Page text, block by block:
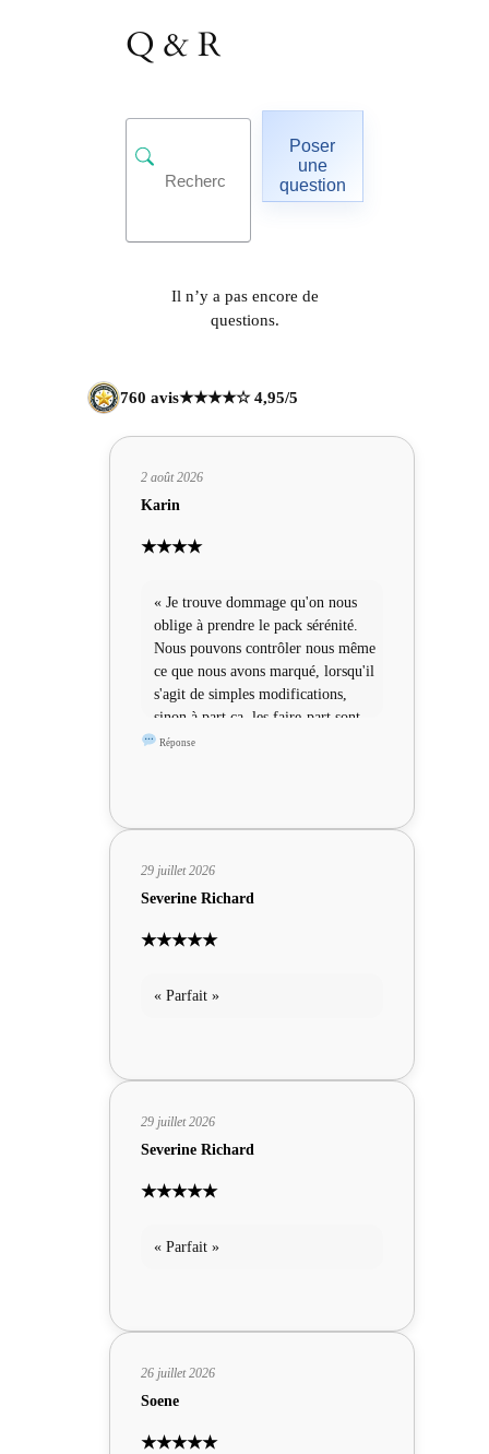
Q & R
Poser
une
question
Il n’y a pas encore de
questions.
760 avis★★★★☆ 4,95/5
2 août 2026
Karin
★★★★
« Je trouve dommage qu'on nous
oblige à prendre le pack sérénité.
Nous pouvons contrôler nous même
ce que nous avons marqué, lorsqu'il
s'agit de simples modifications,
sinon à part ça, les faire-part sont
sympas »
Réponse
29 juillet 2026
Severine Richard
★★★★★
« Parfait »
29 juillet 2026
Severine Richard
★★★★★
« Parfait »
26 juillet 2026
Soene
★★★★★